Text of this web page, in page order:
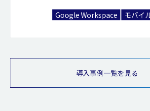
Google Workspace モバイ
導入事例一覧を見る